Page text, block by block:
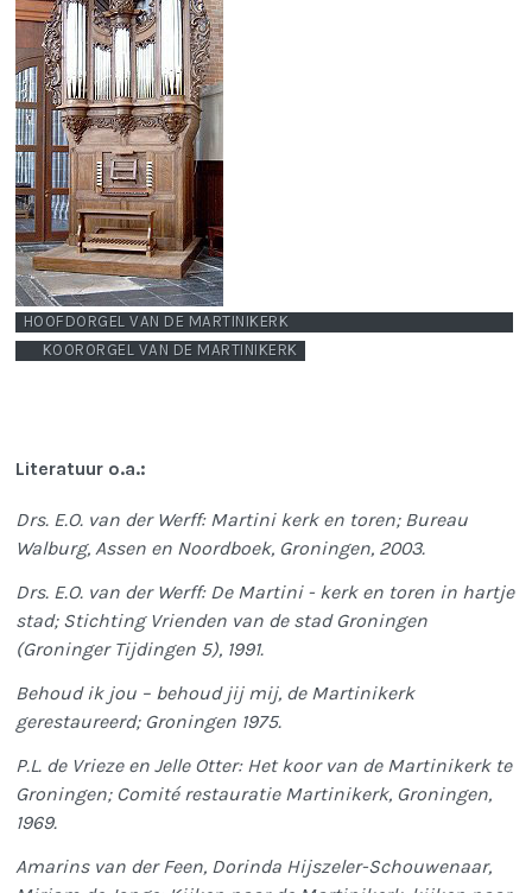
HOOFDORGEL VAN DE MARTINIKERK
KOORORGEL VAN DE MARTINIKERK
Literatuur o.a.:
Drs. E.O. van der Werff: Martini kerk en toren; Bureau
Walburg, Assen en Noordboek, Groningen, 2003.
Drs. E.O. van der Werff: De Martini - kerk en toren in hartje
stad; Stichting Vrienden van de stad Groningen
(Groninger Tijdingen 5), 1991.
Behoud ik jou – behoud jij mij, de Martinikerk
gerestaureerd; Groningen 1975.
P.L. de Vrieze en Jelle Otter: Het koor van de Martinikerk te
Groningen; Comité restauratie Martinikerk, Groningen,
1969.
Amarins van der Feen, Dorinda Hijszeler-Schouwenaar,